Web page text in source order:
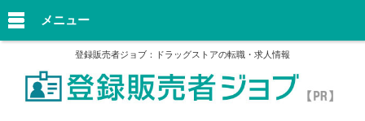
登録販売者ジョブ：ドラッグストアの転職・求人情報
メニュー